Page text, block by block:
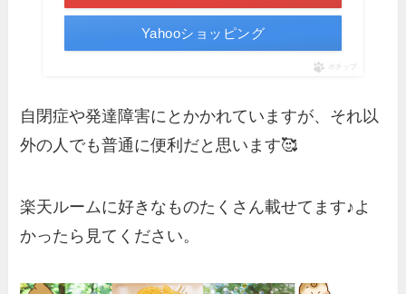
Yahooショッピング
ポチップ
自閉症や発達障害にとかかれていますが、それ以
外の人でも普通に便利だと思います🥰
楽天ルームに好きなものたくさん載せてます♪よ
かったら見てください。